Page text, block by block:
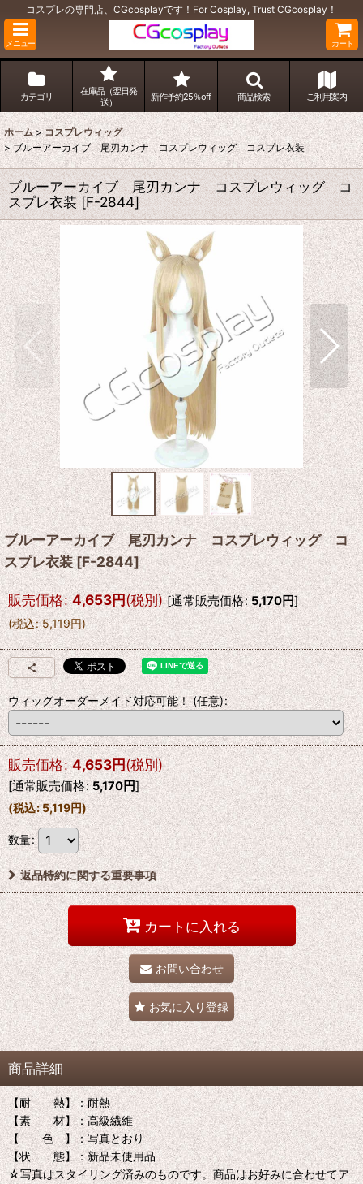
コスプレの専門店、CGcosplayです！For Cosplay, Trust CGcosplay！
メニュー カート
カテゴリ
在庫品（翌日発
送）
新作予約25％off 商品検索 ご利用案内
ホーム > コスプレウィッグ
> ブルーアーカイブ 尾刃カンナ コスプレウィッグ コスプレ衣装
ブルーアーカイブ 尾刃カンナ コスプレウィッグ コ
スプレ衣装 [F-2844]
ブルーアーカイブ 尾刃カンナ コスプレウィッグ コ
スプレ衣装[F-2844]
販売価格: 4,653円(税別) [通常販売価格: 5,170円]
(税込: 5,119円)
ウィッグオーダーメイド対応可能！(任意):
販売価格: 4,653円(税別)
[通常販売価格: 5,170円]
(税込: 5,119円)
数量:
返品特約に関する重要事項
カートに入れる
お問い合わせ
お気に入り登録
商品詳細
【耐 熱】：耐熱
【素 材】：高級繊維
【 色 】：写真とおり
【状 態】：新品未使用品
☆写真はスタイリング済みのものです。商品はお好みに合わせてア